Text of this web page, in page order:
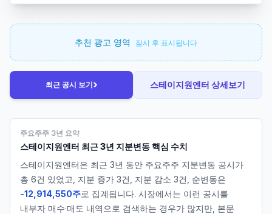
추천 광고 영역 잠시 후 표시됩니다
최근 공시 보기› 스테이지원엔터 상세보기
주요주주 3년 요약
스테이지원엔터 최근 3년 지분변동 핵심 수치
스테이지원엔터은 최근 3년 동안 주요주주 지분변동 공시가
총 6건 있었고, 지분 증가 3건, 지분 감소 3건, 순변동은
-12,914,550주로 집계됩니다. 시장에서는 이런 공시를
내부자 매수·매도 내역으로 검색하는 경우가 많지만, 본문